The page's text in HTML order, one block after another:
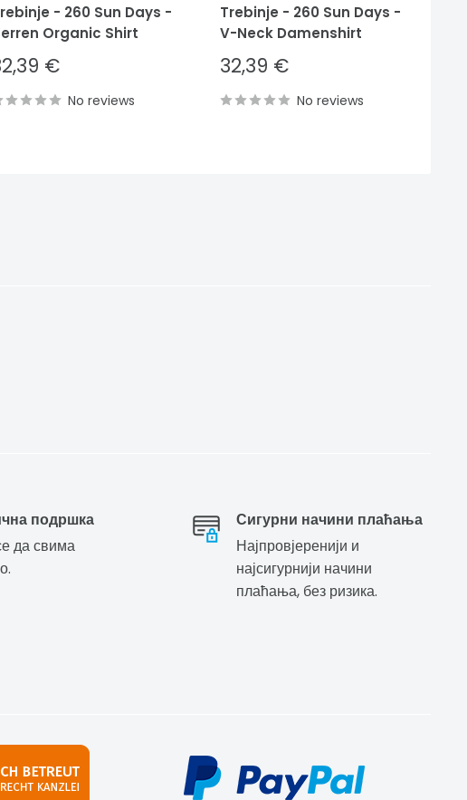
- 260 Sun Days -
Organic Shirt
price
€
No reviews
Trebinje - 260 Sun Days -
V-Neck Damenshirt
Sale
price
32,39 €
No reviews
подршка
да свима
Сигурни начини плаћања
Најпровјеренији и
најсигурнији начини
плаћања, без ризика.